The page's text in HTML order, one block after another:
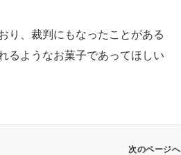
り、裁判にもなったことがある
るようなお菓子であってほしい
次のページへ